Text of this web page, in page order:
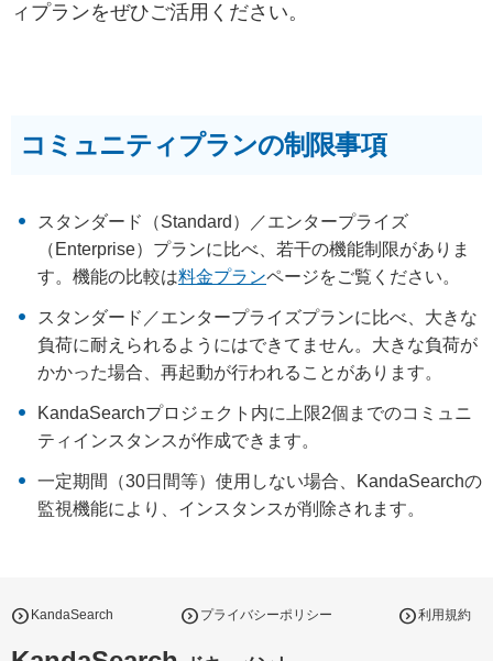
ィプランをぜひご活用ください。
コミュニティプランの制限事項
スタンダード（Standard）／エンタープライズ
（Enterprise）プランに比べ、若干の機能制限がありま
す。機能の比較は料金プランページをご覧ください。
スタンダード／エンタープライズプランに比べ、大きな
負荷に耐えられるようにはできてません。大きな負荷が
かかった場合、再起動が行われることがあります。
KandaSearchプロジェクト内に上限2個までのコミュニ
ティインスタンスが作成できます。
一定期間（30日間等）使用しない場合、KandaSearchの
監視機能により、インスタンスが削除されます。
expand_circle_right KandaSearch expand_circle_right プライバシーポリシー expand_circle_right利用規約